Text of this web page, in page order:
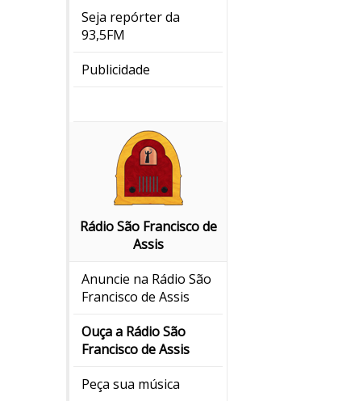
Seja repórter da
93,5FM
Publicidade
Rádio São Francisco de
Assis
Anuncie na Rádio São
Francisco de Assis
Ouça a Rádio São
Francisco de Assis
Peça sua música